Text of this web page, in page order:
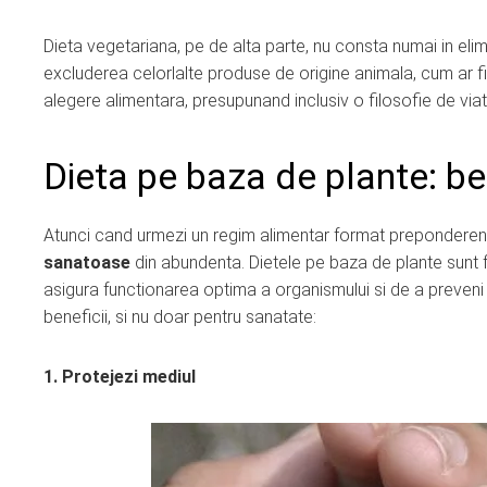
Dieta vegetariana, pe de alta parte, nu consta numai in
excluderea celorlalte produse de origine animala, cum ar
alegere alimentara, presupunand inclusiv o filosofie de
Dieta pe baza de plante:
Atunci cand urmezi un regim alimentar format
sanatoase din abundenta. Dietele pe baza de plante
asigura functionarea optima a organismului si de a
beneficii, si nu doar pentru sanatate:
1. Protejezi mediul